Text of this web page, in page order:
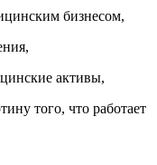
бизнесом,
активы,
того, что работает